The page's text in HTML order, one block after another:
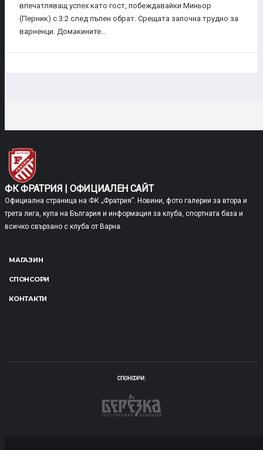
впечатляващ успех като гост, побеждавайки Миньор
(Перник) с 3:2 след пълен обрат. Срещата започна трудно за
варненци. Домакините...
ФК ФРАТРИЯ | ОФИЦИАЛЕН САЙТ
Официална страница на ФК „Фратрия”. Новини, фото галерии за втора и
трета лига, купа на България и информация за клуба, спортната база и
всичко свързано с клуба от Варна.
МАГАЗИН
СПОНСОРИ
КОНТАКТИ
СПОНСОРИ: